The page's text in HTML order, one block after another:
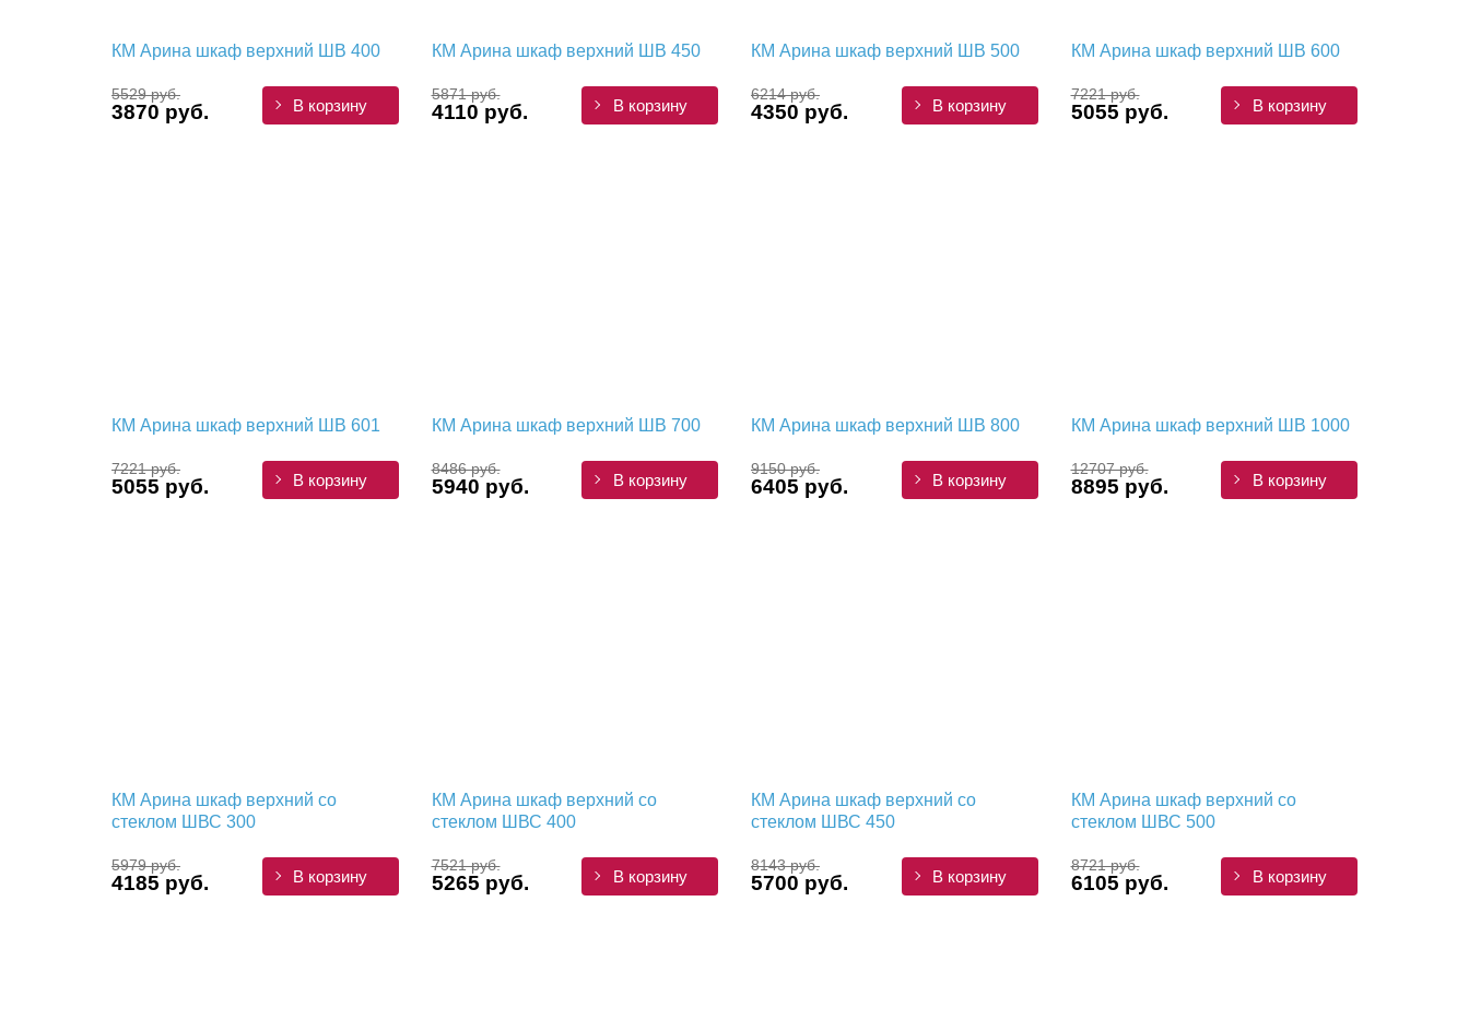
КМ Арина шкаф верхний ШВ 400
5529 руб.
3870 руб. В корзину
КМ Арина шкаф верхний ШВ 450
5871 руб.
4110 руб. В корзину
КМ Арина шкаф верхний ШВ 500
6214 руб.
4350 руб. В корзину
КМ Арина шкаф верхний ШВ 600
7221 руб.
5055 руб. В корзину
КМ Арина шкаф верхний ШВ 601
7221 руб.
5055 руб. В корзину
КМ Арина шкаф верхний ШВ 700
8486 руб.
5940 руб. В корзину
КМ Арина шкаф верхний ШВ 800
9150 руб.
6405 руб. В корзину
КМ Арина шкаф верхний ШВ 1000
12707 руб.
8895 руб. В корзину
КМ Арина шкаф верхний со
стеклом ШВС 300
5979 руб.
4185 руб. В корзину
КМ Арина шкаф верхний со
стеклом ШВС 400
7521 руб.
5265 руб. В корзину
КМ Арина шкаф верхний со
стеклом ШВС 450
8143 руб.
5700 руб. В корзину
КМ Арина шкаф верхний со
стеклом ШВС 500
8721 руб.
6105 руб. В корзину